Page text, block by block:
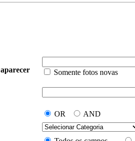
aparecer
Somente fotos novas
OR
AND